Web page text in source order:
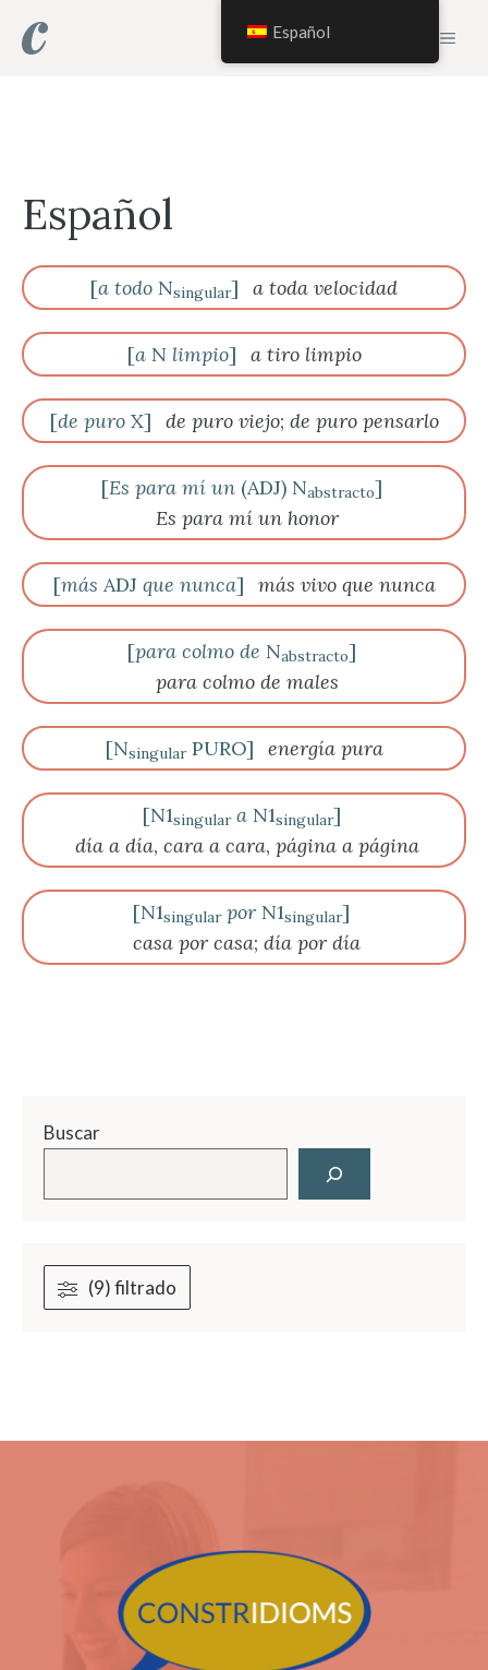
Español
[a todo Nsingular] a toda velocidad
[aN limpio] a tiro limpio
[de puroX] de puro viejo; de puro pensarlo
[Es para mí un(ADJ) Nabstracto]
Es para mí un honor
[más ADJ que nunca] más vivo que nunca
[para colmo de Nabstracto]
para colmo de males
[NsingularPURO] energía pura
[N1singular aN1singular]
día a día, cara a cara, página a página
[N1singular por N1singular]
casa por casa; día por día
Buscar
(9) filtrado
Español